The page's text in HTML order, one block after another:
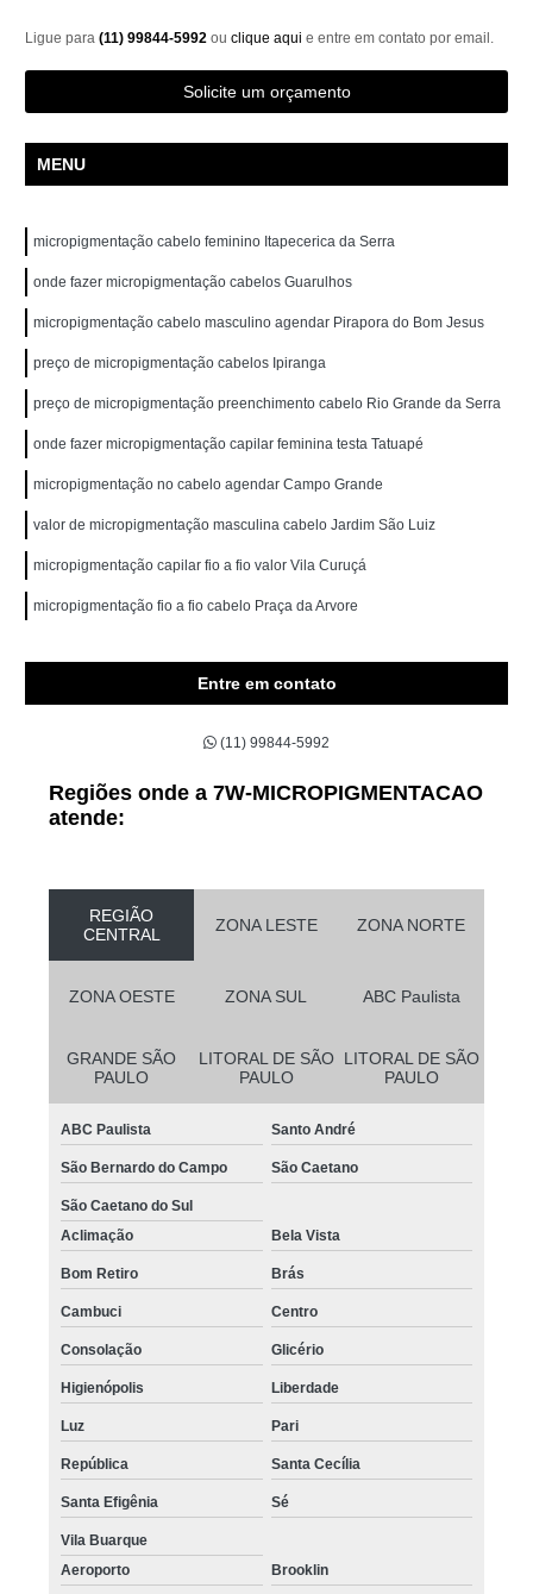
Ligue para(11) 99844-5992ouclique aqui e entre em contato por email.
Solicite um orçamento
MENU
micropigmentação cabelo feminino Itapecerica da Serra
onde fazer micropigmentação cabelos Guarulhos
micropigmentação cabelo masculino agendar Pirapora do Bom Jesus
preço de micropigmentação cabelos Ipiranga
preço de micropigmentação preenchimento cabelo Rio Grande da Serra
onde fazer micropigmentação capilar feminina testa Tatuapé
micropigmentação no cabelo agendar Campo Grande
valor de micropigmentação masculina cabelo Jardim São Luiz
micropigmentação capilar fio a fio valor Vila Curuçá
micropigmentação fio a fio cabelo Praça da Arvore
Entre em contato
(11) 99844-5992
Regiões onde a 7W-MICROPIGMENTACAO
atende:
REGIÃO
CENTRAL
ZONA LESTE ZONA NORTE
ZONA OESTE ZONA SUL ABC Paulista
GRANDE SÃO
PAULO
LITORAL DE SÃO
PAULO
LITORAL DE SÃO
PAULO
ABC Paulista Santo André
São Bernardo do Campo São Caetano
São Caetano do Sul
Aclimação
Bela Vista
Bom Retiro Brás
Cambuci Centro
Consolação Glicério
Higienópolis Liberdade
Luz Pari
República Santa Cecília
Santa Efigênia Sé
Vila Buarque
Aeroporto
Brooklin